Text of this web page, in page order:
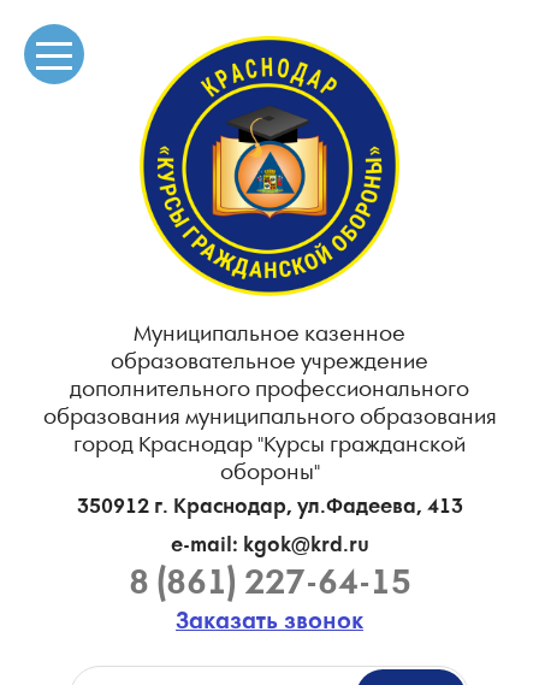
Муниципальное казенное
образовательное учреждение
дополнительного профессионального
образования муниципального образования
город Краснодар "Курсы гражданской
обороны"
350912 г. Краснодар, ул.Фадеева, 413
e-mail: kgok@krd.ru
8 (861) 227-64-15
Заказать звонок